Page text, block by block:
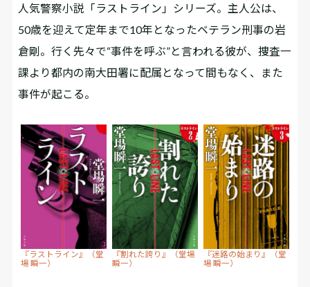
人気警察小説「ラストライン」シリーズ。主人公は、
50歳を迎えて定年まで10年となったベテラン刑事の岩
倉剛。行く先々で“事件を呼ぶ”と言われる彼が、捜査一
課より都内の南大田署に配属となって間もなく、また
事件が起こる――。
『ラストライン』（堂
場 瞬一）
『割れた誇り』（堂場
瞬一）
『迷路の始まり』（堂
場 瞬一）